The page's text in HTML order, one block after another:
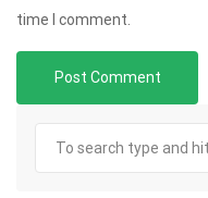
time I comment.